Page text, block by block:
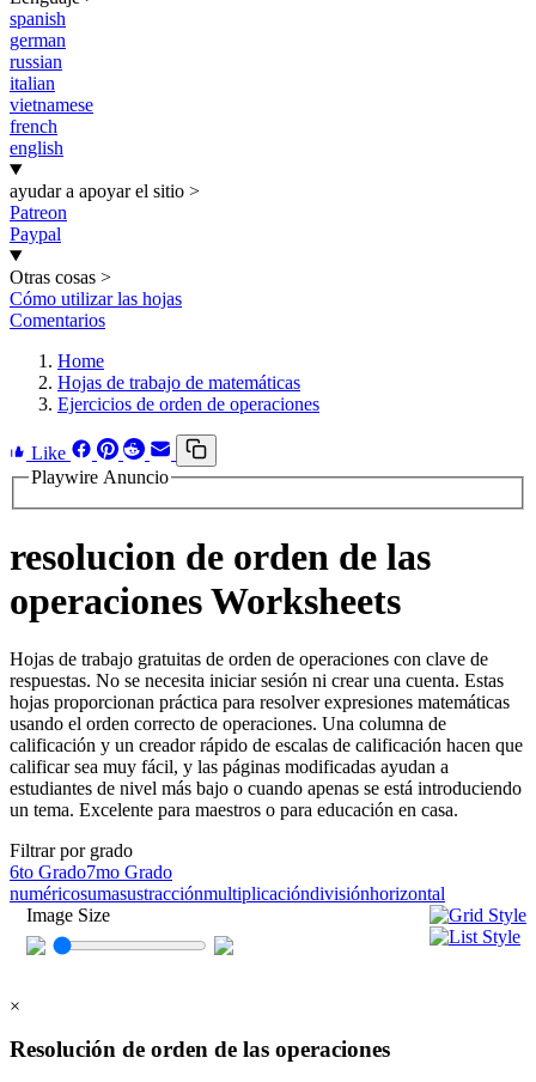
spanish
german
russian
italian
vietnamese
french
english
ayudar a apoyar el sitio >
Patreon
Paypal
Otras cosas >
Cómo utilizar las hojas
Comentarios
Home
Hojas de trabajo de matemáticas
Ejercicios de orden de operaciones
Like
Playwire Anuncio
resolucion de orden de las
operaciones Worksheets
Hojas de trabajo gratuitas de orden de operaciones con clave de
respuestas. No se necesita iniciar sesión ni crear una cuenta. Estas
hojas proporcionan práctica para resolver expresiones matemáticas
usando el orden correcto de operaciones. Una columna de
calificación y un creador rápido de escalas de calificación hacen que
calificar sea muy fácil, y las páginas modificadas ayudan a
estudiantes de nivel más bajo o cuando apenas se está introduciendo
un tema. Excelente para maestros o para educación en casa.
Filtrar por grado
6to Grado7mo Grado
numéricosumasustracciónmultiplicacióndivisiónhorizontal
Image Size
×
Resolución de orden de las operaciones